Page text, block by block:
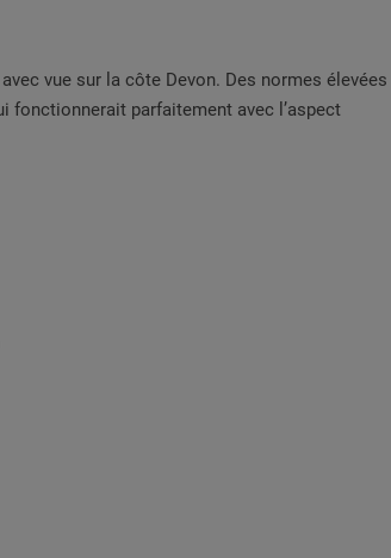
vue sur la côte Devon. Des normes élevées
fonctionnerait parfaitement avec l’aspect